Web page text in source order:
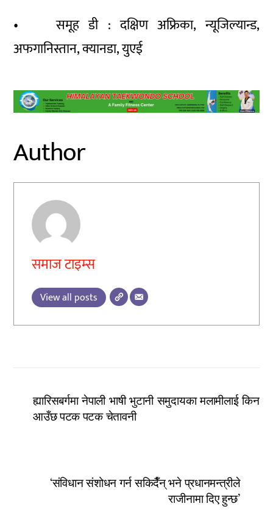
• समूह डी : दक्षिण अफ्रिका, न्यूजिल्यान्ड,
अफगानिस्तान, क्यानडा, युएई
Author
समाज टाइम्स
View all posts
ह्यारिसबर्गमा नेपाली भाषी भुटानी समुदायका मलामीलाई किन
आउँछ पटक पटक चेतावनी
‘संविधान संशोधन गर्न सकिदैँन् भने प्रधानमन्त्रीले
राजीनामा दिए हुन्छ’